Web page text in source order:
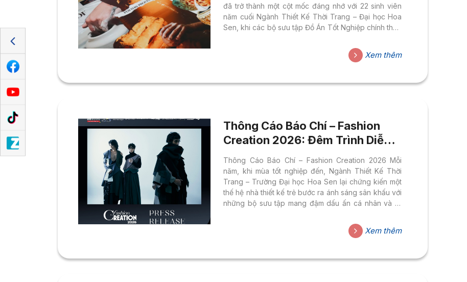
đã trở thành một cột mốc đáng nhớ với 22 sinh viên
năm cuối Ngành Thiết Kế Thời Trang – Đại học Hoa
Sen, khi các bộ sưu tập Đồ Án Tốt Nghiệp chính thức
khổ Hội đồng Sơ khảo. Đây là bước kiểm định
chuyên môn quan trọng, nơi từng đường kim mũi chỉ,
góp ý và hoàn...
Xem thêm
Thông Cáo Báo Chí – Fashion
Creation 2026: Đêm Trình Diễn
Tốt Nghiệp Ngành Thiết Kế Thời
Trang Đại Học Hoa Sen
Thông Cáo Báo Chí – Fashion Creation 2026 Mỗi
năm, khi mùa tốt nghiệp đến, Ngành Thiết Kế Thời
Trang – Trường Đại học Hoa Sen lại chứng kiến một
thế hệ nhà thiết kế trẻ bước ra ánh sáng sân khấu với
những bộ sưu tập mang đậm dấu ấn cá nhân và tư
khắc đó chính thức có tên gọi: Fashion Creation
2026. Không chỉ là một buổi trình diễn thời trang
thiêng liêng đánh dấu hành trình trưởng thành...
Xem thêm